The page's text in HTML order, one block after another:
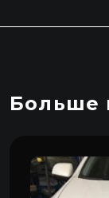
Больше